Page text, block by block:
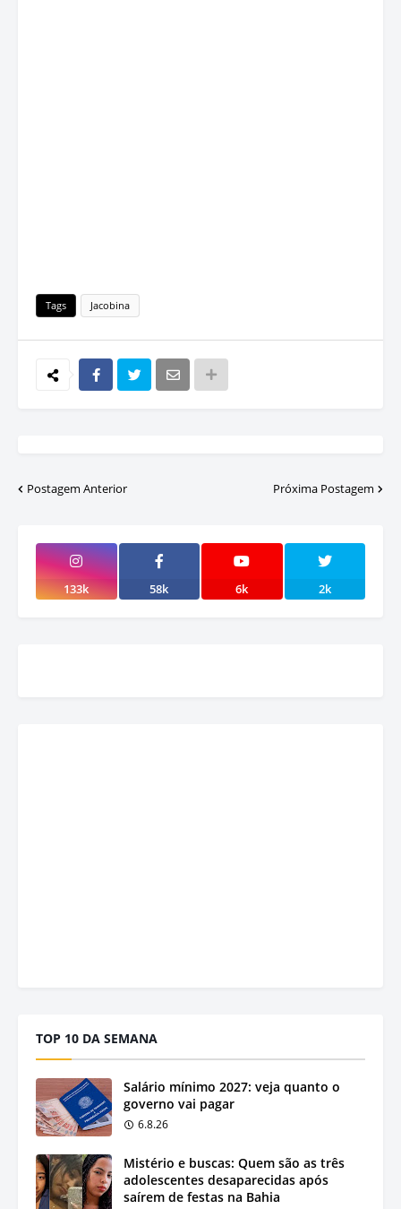
Tags Jacobina
Postagem Anterior Próxima Postagem
133k 58k 6k 2k
TOP 10 DA SEMANA
Salário mínimo 2027: veja quanto o
governo vai pagar
6.8.26
Mistério e buscas: Quem são as três
adolescentes desaparecidas após
saírem de festas na Bahia